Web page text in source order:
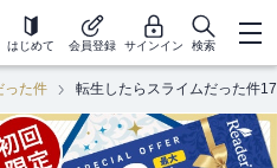
はじめて 会員登録 サインイン 検索
った件 転生したらスライムだった件17